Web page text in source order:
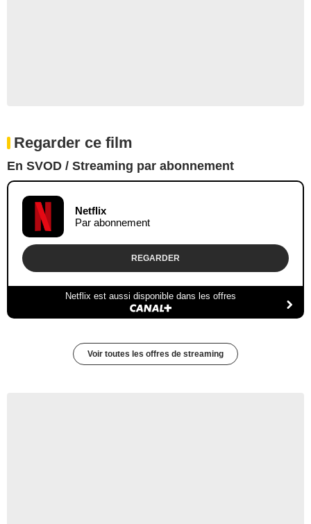
Regarder ce film
En SVOD / Streaming par abonnement
Netflix
Par abonnement
REGARDER
Netflix est aussi disponible dans les offres
Voir toutes les offres de streaming